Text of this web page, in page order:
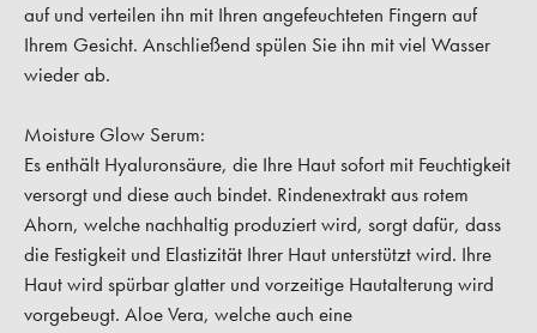
auf und verteilen ihn mit Ihren angefeuchteten Fingern auf
Ihrem Gesicht. Anschließend spülen Sie ihn mit viel Wasser
wieder ab.
Moisture Glow Serum:
Es enthält Hyaluronsäure, die Ihre Haut sofort mit Feuchtigkeit
versorgt und diese auch bindet. Rindenextrakt aus rotem
Ahorn, welche nachhaltig produziert wird, sorgt dafür, dass
die Festigkeit und Elastizität Ihrer Haut unterstützt wird. Ihre
Haut wird spürbar glatter und vorzeitige Hautalterung wird
vorgebeugt. Aloe Vera, welche auch eine